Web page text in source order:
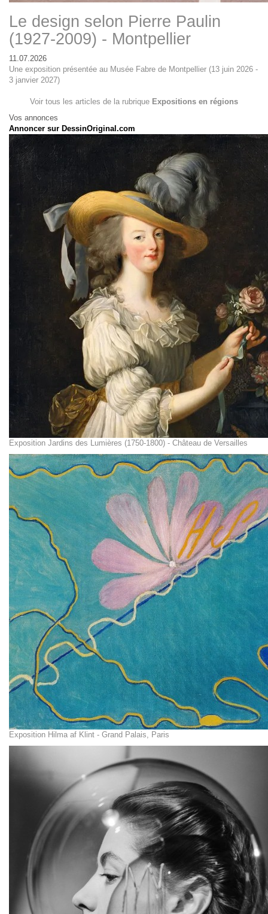
Le design selon Pierre Paulin
(1927-2009) - Montpellier
11.07.2026
Une exposition présentée au Musée Fabre de Montpellier (13 juin 2026 -
3 janvier 2027)
Voir tous les articles de la rubrique Expositions en régions
Vos annonces
Annoncer sur DessinOriginal.com
Exposition Jardins des Lumières (1750-1800) - Château de Versailles
Exposition Hilma af Klint - Grand Palais, Paris